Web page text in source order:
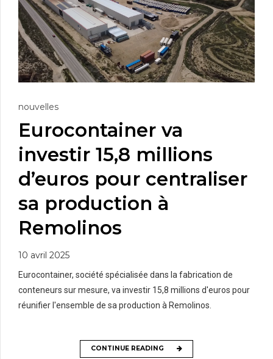
nouvelles
Eurocontainer va
investir 15,8 millions
d’euros pour centraliser
sa production à
Remolinos
10 avril 2025
Eurocontainer, société spécialisée dans la fabrication de
conteneurs sur mesure, va investir 15,8 millions d'euros pour
réunifier l'ensemble de sa production à Remolinos.
CONTINUE READING